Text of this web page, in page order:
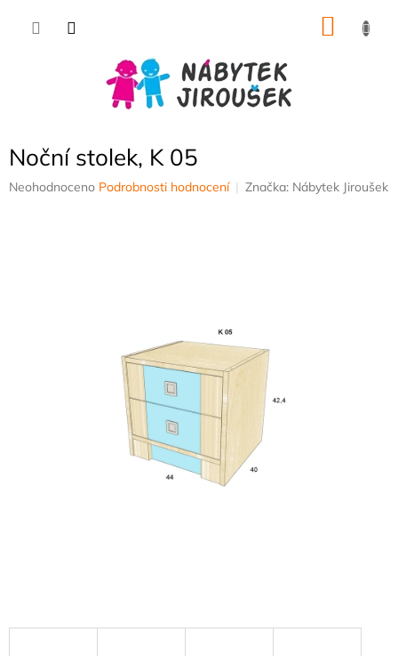
Noční stolek, K 05
Průměrné
Neohodnoceno Podrobnosti hodnocení Značka: Nábytek Jiroušek